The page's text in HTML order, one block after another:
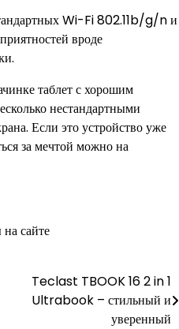
Wi-Fi 802.11b/g/n и
вроде
таблет с хорошим
нестандартными
Если это устройство уже
за мечтой можно на
сайте
Teclast TBOOK 16 2 in 1
Ultrabook – стильный и
уверенный